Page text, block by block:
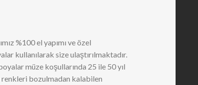
%100 el yapımı ve özel
kullanılarak size ulaştırılmaktadır.
müze koşullarında 25 ile 50 yıl
renkleri bozulmadan kalabilen